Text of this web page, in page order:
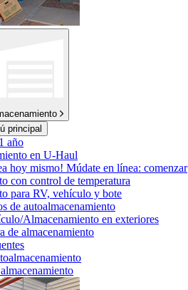
principal
año
en U-Haul
hoy mismo! Múdate en línea: comenzar
con control de temperatura
para RV, vehículo y bote
de autoalmacenamiento
Almacenamiento en exteriores
de almacenamiento